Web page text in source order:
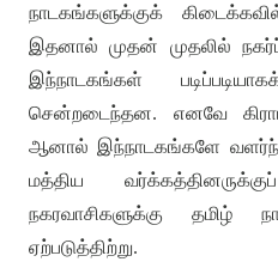
நாடகங்களுக்குக்
இதனால் முதன் முதலில்
இந்நாடகங்கள்
சென்றடைந்தன. எனவே
ஆனால் இந்நாடகங்களே
மத்திய
நகரவாசிகளுக்கு தமிழ்
ஏற்படுத்திற்று.